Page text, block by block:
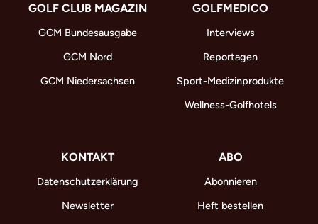
GOLF CLUB MAGAZIN
GCM Bundesausgabe
GCM Nord
GCM Niedersachsen
GOLFMEDICO
Interviews
Reportagen
Sport-Medizinprodukte
Wellness-Golfhotels
KONTAKT
Datenschutzerklärung
Newsletter
ABO
Abonnieren
Heft bestellen